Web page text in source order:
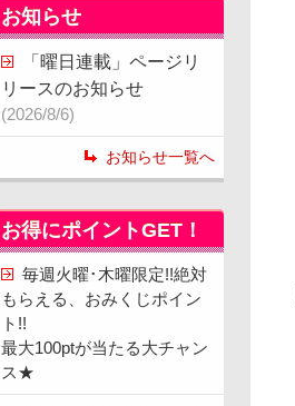
お知らせ
「曜日連載」ページリ
リースのお知らせ
(2026/8/6)
お知らせ一覧へ
お得にポイントGET！
毎週火曜･木曜限定!!絶対
もらえる、おみくじポイン
ト!!
最大100ptが当たる大チャン
ス★